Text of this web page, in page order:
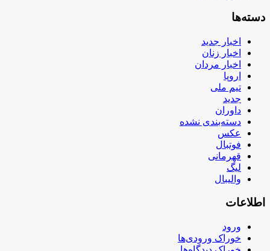
دسته‌ها
اخبار جدید
اخبار زنان
اخبار مردان
اروپا
تیم ملی
جدید
داوران
دسته‌بندی نشده
عکس
فوتبال
قهرمانی
لیگ
والیبال
اطلاعات
ورود
خوراک ورودی‌ها